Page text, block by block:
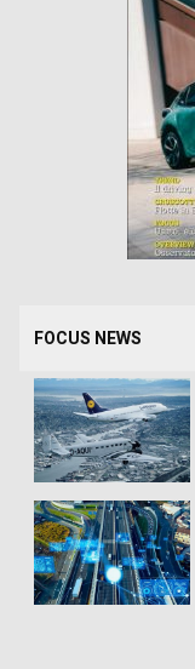
FOCUS NEWS